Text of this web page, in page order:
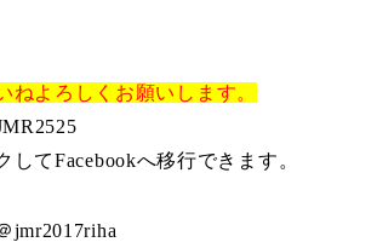
ねよろしくお願いします。
してFacebookへ移行できます。
jmr2017riha